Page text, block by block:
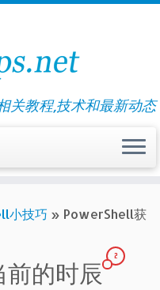
相关教程,技术和最新动态
小技巧 » PowerShell获
前的时辰
2